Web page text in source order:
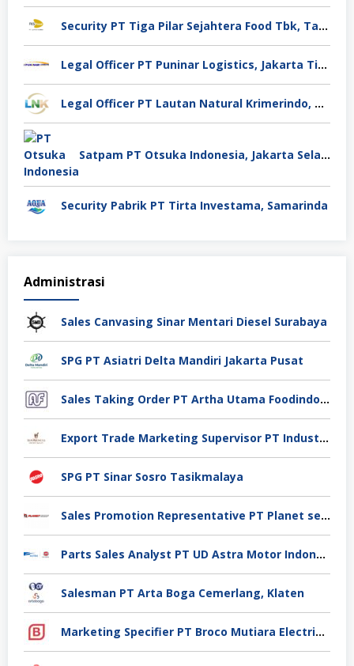
Security PT Tiga Pilar Sejahtera Food Tbk, Tangerang
Legal Officer PT Puninar Logistics, Jakarta Timur
Legal Officer PT Lautan Natural Krimerindo, Mojokerto
Satpam PT Otsuka Indonesia, Jakarta Selatan
Security Pabrik PT Tirta Investama, Samarinda
Administrasi
Sales Canvasing Sinar Mentari Diesel Surabaya
SPG PT Asiatri Delta Mandiri Jakarta Pusat
Sales Taking Order PT Artha Utama Foodindo Tangerang
Export Trade Marketing Supervisor PT Industri Jamu Dan Farmasi Sido Muncul Tbk, Jakarta
SPG PT Sinar Sosro Tasikmalaya
Sales Promotion Representative PT Planet selancar Mandiri, Pontianak
Parts Sales Analyst PT UD Astra Motor Indonesia, Jakarta Utara
Salesman PT Arta Boga Cemerlang, Klaten
Marketing Specifier PT Broco Mutiara Electrical Industry, Tangerang